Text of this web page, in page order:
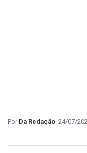
Da Redação 24/07/